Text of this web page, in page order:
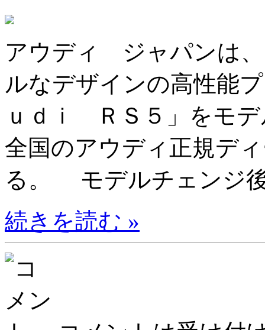
アウディ ジャパンは
ルなデザインの高性能
ｕｄｉ ＲＳ５」をモ
全国のアウディ正規デ
る。 モデルチェンジ
続きを読む »